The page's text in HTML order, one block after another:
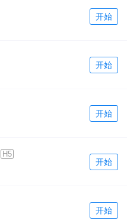
开始
开始
开始
H5
开始
开始